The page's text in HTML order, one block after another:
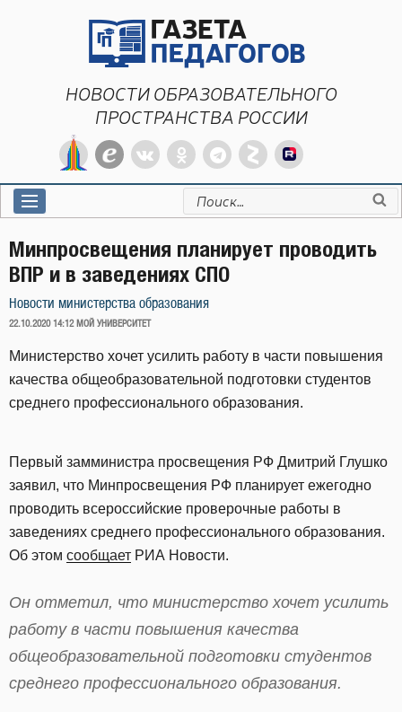
НОВОСТИ ОБРАЗОВАТЕЛЬНОГО
ПРОСТРАНСТВА РОССИИ
Искать:
Минпросвещения планирует проводить
ВПР и в заведениях СПО
Новости министерства образования
ОПУБЛИКОВАНО
22.10.2020 14:12 МОЙ УНИВЕРСИТЕТ
Министерство хочет усилить работу в части повышения
качества общеобразовательной подготовки студентов
среднего профессионального образования.
Первый замминистра просвещения РФ Дмитрий Глушко
заявил, что Минпросвещения РФ планирует ежегодно
проводить всероссийские проверочные работы в
заведениях среднего профессионального образования.
Об этом сообщает РИА Новости.
Он отметил, что министерство хочет усилить
работу в части повышения качества
общеобразовательной подготовки студентов
среднего профессионального образования.